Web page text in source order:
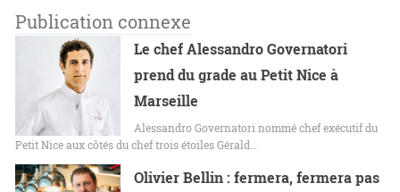
Publication connexe
Le chef Alessandro Governatori
prend du grade au Petit Nice à
Marseille
Alessandro Governatori nommé chef exécutif du
Petit Nice aux côtés du chef trois étoiles Gérald…
Olivier Bellin : fermera, fermera pas